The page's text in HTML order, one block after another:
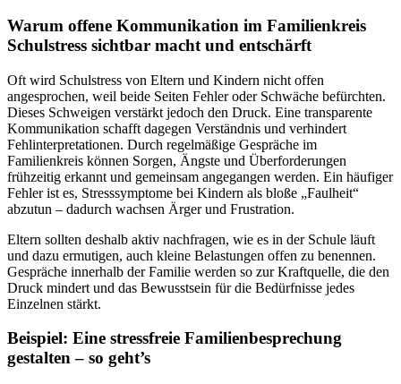
Warum offene Kommunikation im Familienkreis
Schulstress sichtbar macht und entschärft
Oft wird Schulstress von Eltern und Kindern nicht offen
angesprochen, weil beide Seiten Fehler oder Schwäche befürchten.
Dieses Schweigen verstärkt jedoch den Druck. Eine transparente
Kommunikation schafft dagegen Verständnis und verhindert
Fehlinterpretationen. Durch regelmäßige Gespräche im
Familienkreis können Sorgen, Ängste und Überforderungen
frühzeitig erkannt und gemeinsam angegangen werden. Ein häufiger
Fehler ist es, Stresssymptome bei Kindern als bloße „Faulheit“
abzutun – dadurch wachsen Ärger und Frustration.
Eltern sollten deshalb aktiv nachfragen, wie es in der Schule läuft
und dazu ermutigen, auch kleine Belastungen offen zu benennen.
Gespräche innerhalb der Familie werden so zur Kraftquelle, die den
Druck mindert und das Bewusstsein für die Bedürfnisse jedes
Einzelnen stärkt.
Beispiel: Eine stressfreie Familienbesprechung
gestalten – so geht’s